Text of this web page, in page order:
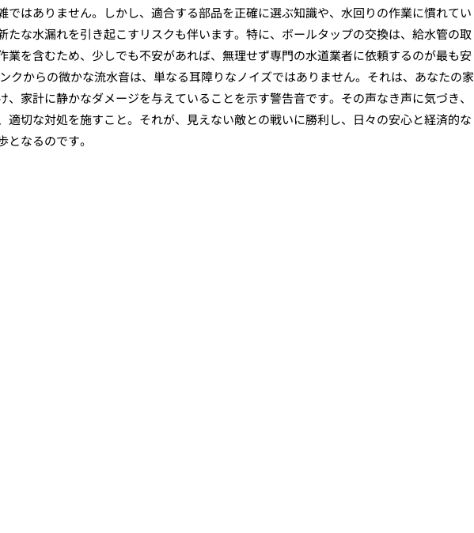
ではありません。しかし、適合する部品を正確に選ぶ知識や、水回りの作業に慣れてい
たな水漏れを引き起こすリスクも伴います。特に、ボールタップの交換は、給水管の取
業を含むため、少しでも不安があれば、無理せず専門の水道業者に依頼するのが最も安
クからの微かな流水音は、単なる耳障りなノイズではありません。それは、あなたの家
、家計に静かなダメージを与えていることを示す警告音です。その声なき声に気づき、
適切な対処を施すこと。それが、見えない敵との戦いに勝利し、日々の安心と経済的な
なるのです。